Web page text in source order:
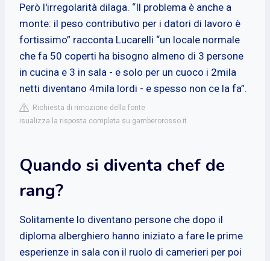
Però l'irregolarità dilaga. “Il problema è anche a
monte: il peso contributivo per i datori di lavoro è
fortissimo” racconta Lucarelli “un locale normale
che fa 50 coperti ha bisogno almeno di 3 persone
in cucina e 3 in sala - e solo per un cuoco i 2mila
netti diventano 4mila lordi - e spesso non ce la fa”.
Richiesta di rimozione della fonte
isualizza la risposta completa su gamberorosso.it
Quando si diventa chef de
rang?
Solitamente lo diventano persone che dopo il
diploma alberghiero hanno iniziato a fare le prime
esperienze in sala con il ruolo di camerieri per poi